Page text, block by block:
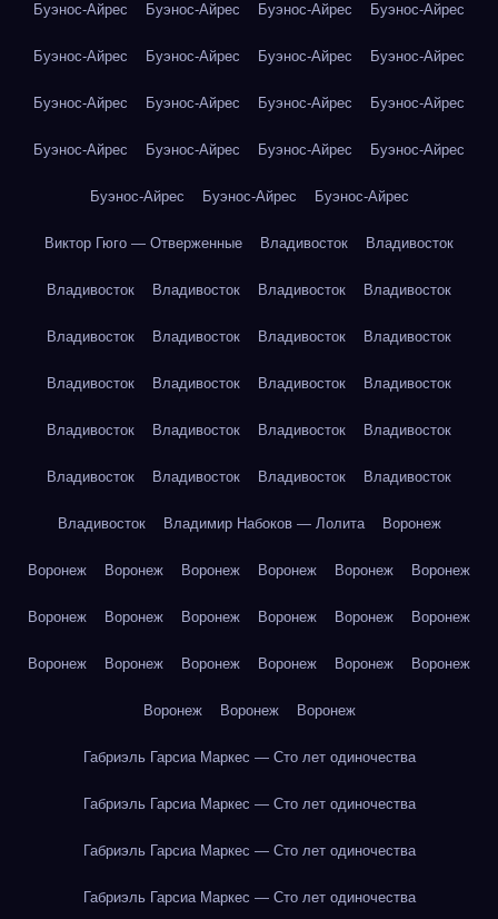
Буэнос-Айрес Буэнос-Айрес Буэнос-Айрес Буэнос-Айрес
Буэнос-Айрес Буэнос-Айрес Буэнос-Айрес Буэнос-Айрес
Буэнос-Айрес Буэнос-Айрес Буэнос-Айрес Буэнос-Айрес
Буэнос-Айрес Буэнос-Айрес Буэнос-Айрес Буэнос-Айрес
Буэнос-Айрес Буэнос-Айрес Буэнос-Айрес
Виктор Гюго — Отверженные Владивосток Владивосток
Владивосток Владивосток Владивосток Владивосток
Владивосток Владивосток Владивосток Владивосток
Владивосток Владивосток Владивосток Владивосток
Владивосток Владивосток Владивосток Владивосток
Владивосток Владивосток Владивосток Владивосток
Владивосток Владимир Набоков — Лолита Воронеж
Воронеж Воронеж Воронеж Воронеж Воронеж Воронеж
Воронеж Воронеж Воронеж Воронеж Воронеж Воронеж
Воронеж Воронеж Воронеж Воронеж Воронеж Воронеж
Воронеж Воронеж Воронеж
Габриэль Гарсиа Маркес — Сто лет одиночества
Габриэль Гарсиа Маркес — Сто лет одиночества
Габриэль Гарсиа Маркес — Сто лет одиночества
Габриэль Гарсиа Маркес — Сто лет одиночества